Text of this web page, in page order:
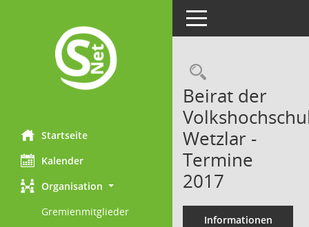
Startseite
Kalender
Organisation
Gremienmitglieder
Toggle navigation
Beirat der
Wetzlar -
Termine
2017
Informationen